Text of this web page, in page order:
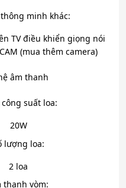
minh khác:
TV điều khiển giọng nói
(mua thêm camera)
âm thanh
công suất loa:
20W
lượng loa:
2 loa
thanh vòm: